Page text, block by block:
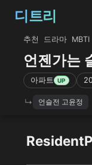
디트리
추천 드라마 MBTI
언젠가는
아파트 UP
언슬전 고윤정